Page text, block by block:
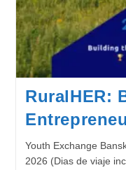
RuralHER:
Youth Exchange
2026 (Dias de viaje